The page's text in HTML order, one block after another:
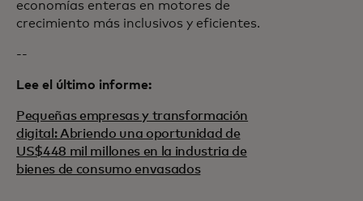
economías enteras en motores de
crecimiento más inclusivos y eficientes.
--
Lee el último informe:
Pequeñas empresas y transformación
digital: Abriendo una oportunidad de
US$448 mil millones en la industria de
bienes de consumo envasados